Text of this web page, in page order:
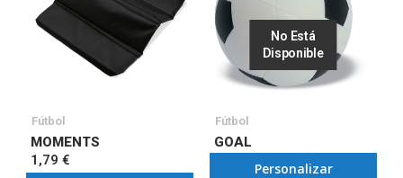
Fútbol
MOMENTS
1,79 €
No Está
Disponible
Fútbol
GOAL
Personalizar